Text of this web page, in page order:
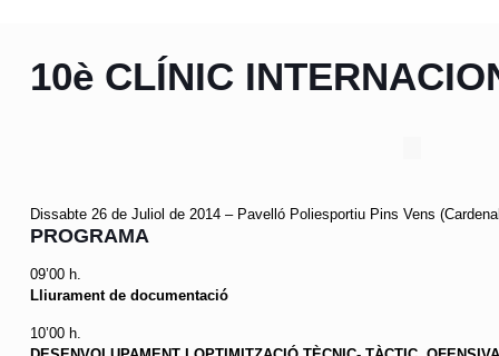
10è CLÍNIC
Dissabte 26 de Juliol de 2014 – Pavelló Poliesportiu Pins Vens
PROGRAMA
09’00 h.
Lliurament de documentació
10’00 h.